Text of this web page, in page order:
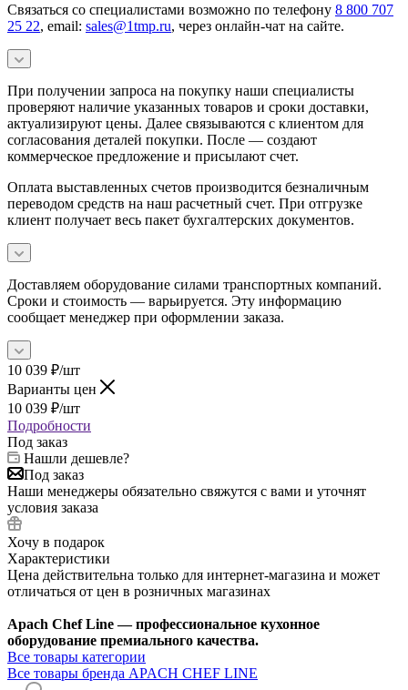
Связаться со специалистами возможно по телефону 8 800 707
25 22, email: sales@1tmp.ru, через онлайн-чат на сайте.
При получении запроса на покупку наши специалисты
проверяют наличие указанных товаров и сроки доставки,
актуализируют цены. Далее связываются с клиентом для
согласования деталей покупки. После — создают
коммерческое предложение и присылают счет.
Оплата выставленных счетов производится безналичным
переводом средств на наш расчетный счет. При отгрузке
клиент получает весь пакет бухгалтерских документов.
Доставляем оборудование силами транспортных компаний.
Сроки и стоимость — варьируется. Эту информацию
сообщает менеджер при оформлении заказа.
10 039 ₽/шт
Варианты цен
10 039 ₽/шт
Подробности
Под заказ
Нашли дешевле?
Под заказ
Наши менеджеры обязательно свяжутся с вами и уточнят
условия заказа
Хочу в подарок
Характеристики
Цена действительна только для интернет-магазина и может
отличаться от цен в розничных магазинах
Apach Chef Line — профессиональное кухонное
оборудование премиального качества.
Все товары категории
Все товары бренда APACH CHEF LINE